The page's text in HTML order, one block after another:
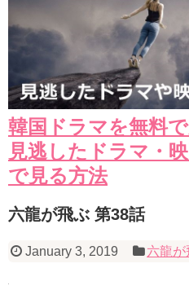
韓国ドラマを無料
見逃したドラマ・
で見る方法
六龍が飛ぶ 第38話
January 3, 2019 六龍が